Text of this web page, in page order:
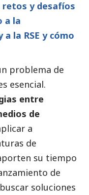
retos y desafíos
a la
la RSE y cómo
problema de
esencial.
entre
de
a
de
su tiempo
de
soluciones